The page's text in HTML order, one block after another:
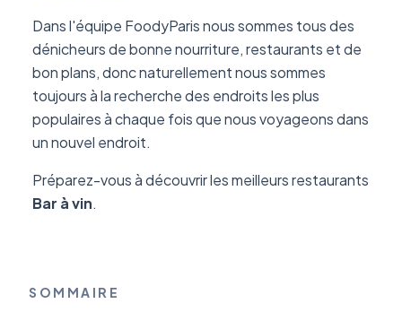
Dans l'équipe FoodyParis nous sommes tous des
dénicheurs de bonne nourriture, restaurants et de
bon plans, donc naturellement nous sommes
toujours à la recherche des endroits les plus
populaires à chaque fois que nous voyageons dans
un nouvel endroit.
Préparez-vous à découvrir les meilleurs restaurants
Bar à vin.
SOMMAIRE